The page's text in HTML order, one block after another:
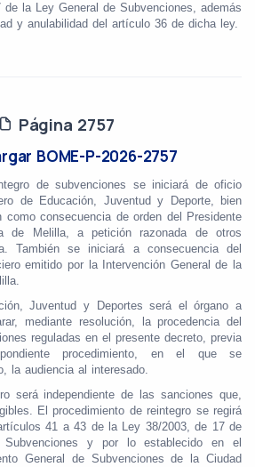
la Ley General de Subvenciones, además
y anulabilidad del artículo 36 de dicha ley.
Página 2757
BOME-P-2026-2757
de subvenciones se iniciará de oficio
de Educación, Juventud y Deporte, bien
como consecuencia de orden del Presidente
de Melilla, a petición razonada de otros
También se iniciará a consecuencia del
emitido por la Intervención General de la
Juventud y Deportes será el órgano a
mediante resolución, la procedencia del
reguladas en el presente decreto, previa
procedimiento, en el que se
la audiencia al interesado.
será independiente de las sanciones que,
El procedimiento de reintegro se regirá
41 a 43 de la Ley 38/2003, de 17 de
Subvenciones y por lo establecido en el
General de Subvenciones de la Ciudad